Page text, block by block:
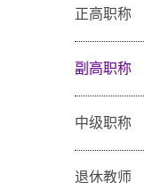
正高职称
副高职称
中级职称
退休教师